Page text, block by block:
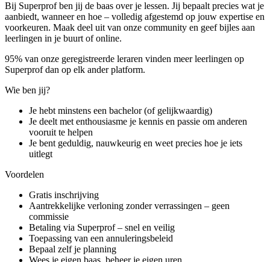
Bij Superprof ben jij de baas over je lessen. Jij bepaalt precies wat je
aanbiedt, wanneer en hoe – volledig afgestemd op jouw expertise en
voorkeuren. Maak deel uit van onze community en geefbijles aan
leerlingen in je buurt of online.
95% van onze geregistreerde leraren vinden meer leerlingen op
Superprof dan op elk ander platform.
Wie ben jij?
Je hebt minstens een bachelor (of gelijkwaardig)
Je deelt met enthousiasme je kennis en passie om anderen
vooruit te helpen
Je bent geduldig, nauwkeurig en weet precies hoe je iets
uitlegt
Voordelen
Gratis inschrijving
Aantrekkelijke verloning zonder verrassingen – geen
commissie
Betaling via Superprof – snel en veilig
Toepassing van een annuleringsbeleid
Bepaal zelf je planning
Wees je eigen baas, beheer je eigen uren